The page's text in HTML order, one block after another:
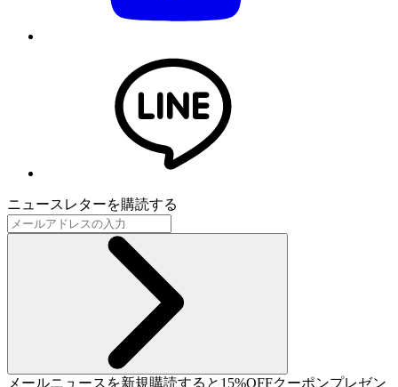
ニュースレターを購読する
メールニュースを新規購読すると15%OFFクーポンプレゼン